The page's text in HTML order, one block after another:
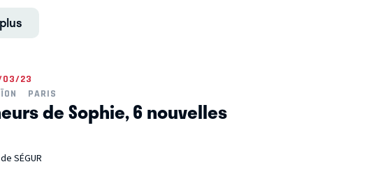
03/23
PARIS
de Sophie, 6 nouvelles
SÉGUR